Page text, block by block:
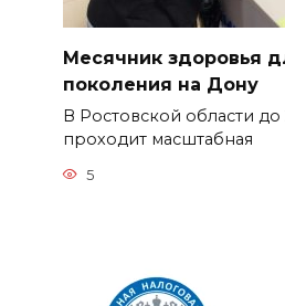
Месячник здоровья
поколения на Дону
В Ростовской области до
проходит масштабная
5